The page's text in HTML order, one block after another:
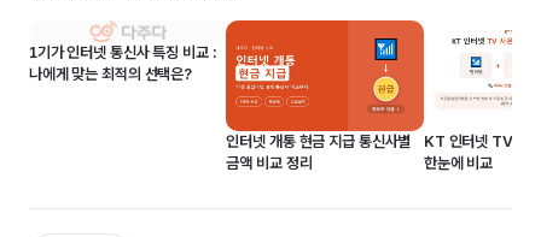
1기가 인터넷 통신사 특징 비교 :
나에게 맞는 최적의 선택은?
인터넷 개통 현금 지급 통신사별
금액 비교 정리
KT 인터넷 TV 사
한눈에 비교